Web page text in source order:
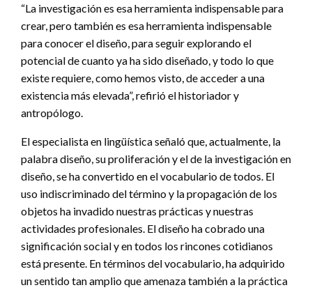
“La investigación es esa herramienta indispensable para
crear, pero también es esa herramienta indispensable
para conocer el diseño, para seguir explorando el
potencial de cuanto ya ha sido diseñado, y todo lo que
existe requiere, como hemos visto, de acceder a una
existencia más elevada”, refirió el historiador y
antropólogo.
El especialista en lingüística señaló que, actualmente, la
palabra diseño, su proliferación y el de la investigación en
diseño, se ha convertido en el vocabulario de todos. El
uso indiscriminado del término y la propagación de los
objetos ha invadido nuestras prácticas y nuestras
actividades profesionales. El diseño ha cobrado una
significación social y en todos los rincones cotidianos
está presente. En términos del vocabulario, ha adquirido
un sentido tan amplio que amenaza también a la práctica